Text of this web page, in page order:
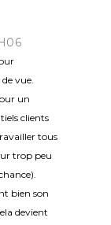
vue.
un
clients
tous
trop peu
bien son
devient